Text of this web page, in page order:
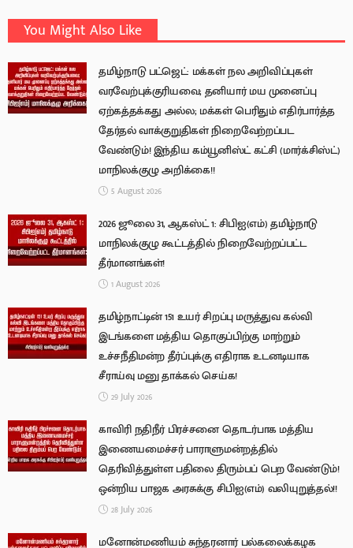
You Might Also Like
தமிழ்நாடு பட்ஜெட்: மக்கள் நல அறிவிப்புகள்
வரவேற்புக்குரியவை; தனியார் மய முனைப்பு
ஏற்கத்தக்கது அல்ல; மக்கள் பெரிதும் எதிர்பார்த்த
தேர்தல் வாக்குறுதிகள் நிறைவேற்றப்பட
வேண்டும்! இந்திய கம்யூனிஸ்ட் கட்சி (மார்க்சிஸ்ட்)
மாநிலக்குழு அறிக்கை!!
5 August 2026
2026 ஜூலை 31, ஆகஸ்ட் 1: சிபிஐ(எம்) தமிழ்நாடு
மாநிலக்குழு கூட்டத்தில் நிறைவேற்றப்பட்ட
தீர்மானங்கள்!
1 August 2026
தமிழ்நாட்டின் 151 உயர் சிறப்பு மருத்துவ கல்வி
இடங்களை மத்திய தொகுப்பிற்கு மாற்றும்
உச்சநீதிமன்ற தீர்ப்புக்கு எதிராக உடனடியாக
சீராய்வு மனு தாக்கல் செய்க!
29 July 2026
காவிரி நதிநீர் பிரச்சனை தொடர்பாக மத்திய
இணையமைச்சர் பாராளுமன்றத்தில்
தெரிவித்துள்ள பதிலை திரும்பப் பெற வேண்டும்!
ஒன்றிய பாஜக அரசுக்கு சிபிஐ(எம்) வலியுறுத்தல்!!
28 July 2026
மனோன்மணியம் சுந்தரனார் பல்கலைக்கழக